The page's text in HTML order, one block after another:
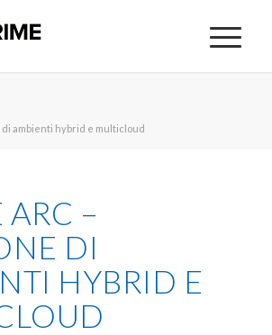
di ambienti hybrid e multicloud
–
DI
HYBRID E